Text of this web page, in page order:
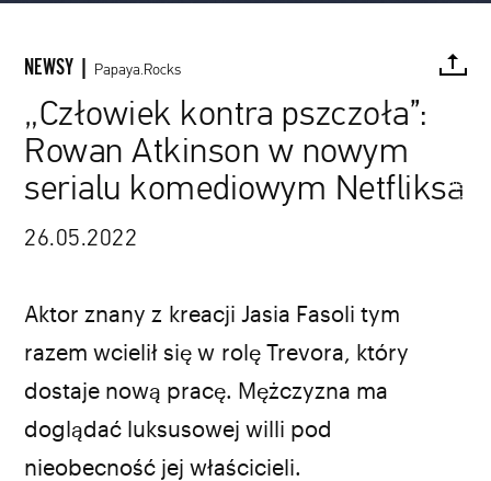
NEWSY | Papaya.Rocks
„Człowiek kontra pszczoła”:
Rowan Atkinson w nowym
serialu komediowym Netfliksa
26.05.2022 plakat serialu „Człowiek kontra pszczoła” / Netflix / materiały prasowe
FACEBOOK TWITTER PINTEREST MAIL
Aktor znany z kreacji Jasia Fasoli tym
razem wcielił się w rolę Trevora, który
dostaje nową pracę. Mężczyzna ma
doglądać luksusowej willi pod
nieobecność jej właścicieli.